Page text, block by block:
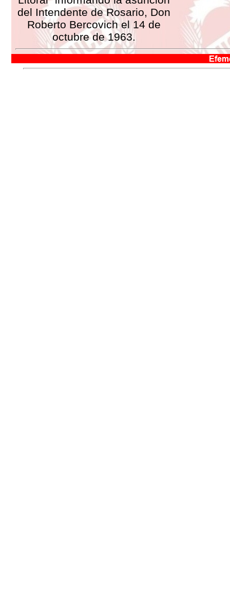
del Intendente de Rosario, Don
Roberto Bercovich el 14 de
octubre de 1963.